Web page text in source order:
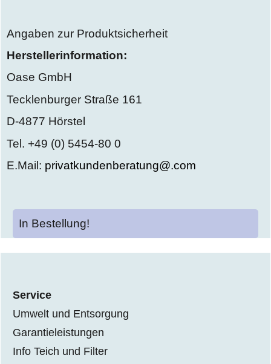
Angaben zur Produktsicherheit
Herstellerinformation:
Oase GmbH
Tecklenburger Straße 161
D-4877 Hörstel
Tel. +49 (0) 5454-80 0
E.Mail: privatkundenberatung@.com
In Bestellung!
Service
Umwelt und Entsorgung
Garantieleistungen
Info Teich und Filter